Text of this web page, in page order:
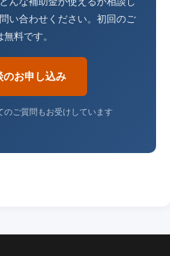
い合わせください。初回のご
料です。
のお申し込み
ご質問もお受けしています